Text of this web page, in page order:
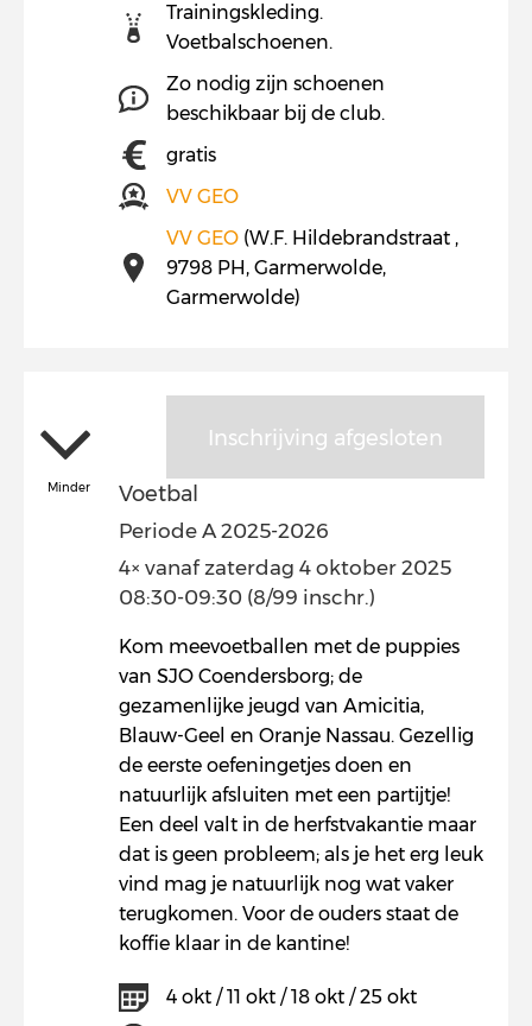
Trainingskleding.
Voetbalschoenen.
Zo nodig zijn schoenen
beschikbaar bij de club.
gratis
VV GEO
VV GEO (W.F. Hildebrandstraat ,
9798 PH, Garmerwolde,
Garmerwolde)
Inschrijving afgesloten
Minder Voetbal
Periode A 2025-2026
4× vanaf zaterdag 4 oktober 2025
08:30-09:30 (8/99 inschr.)
Kom meevoetballen met de puppies
van SJO Coendersborg; de
gezamenlijke jeugd van Amicitia,
Blauw-Geel en Oranje Nassau. Gezellig
de eerste oefeningetjes doen en
natuurlijk afsluiten met een partijtje!
Een deel valt in de herfstvakantie maar
dat is geen probleem; als je het erg leuk
vind mag je natuurlijk nog wat vaker
terugkomen. Voor de ouders staat de
koffie klaar in de kantine!
4 okt / 11 okt / 18 okt / 25 okt